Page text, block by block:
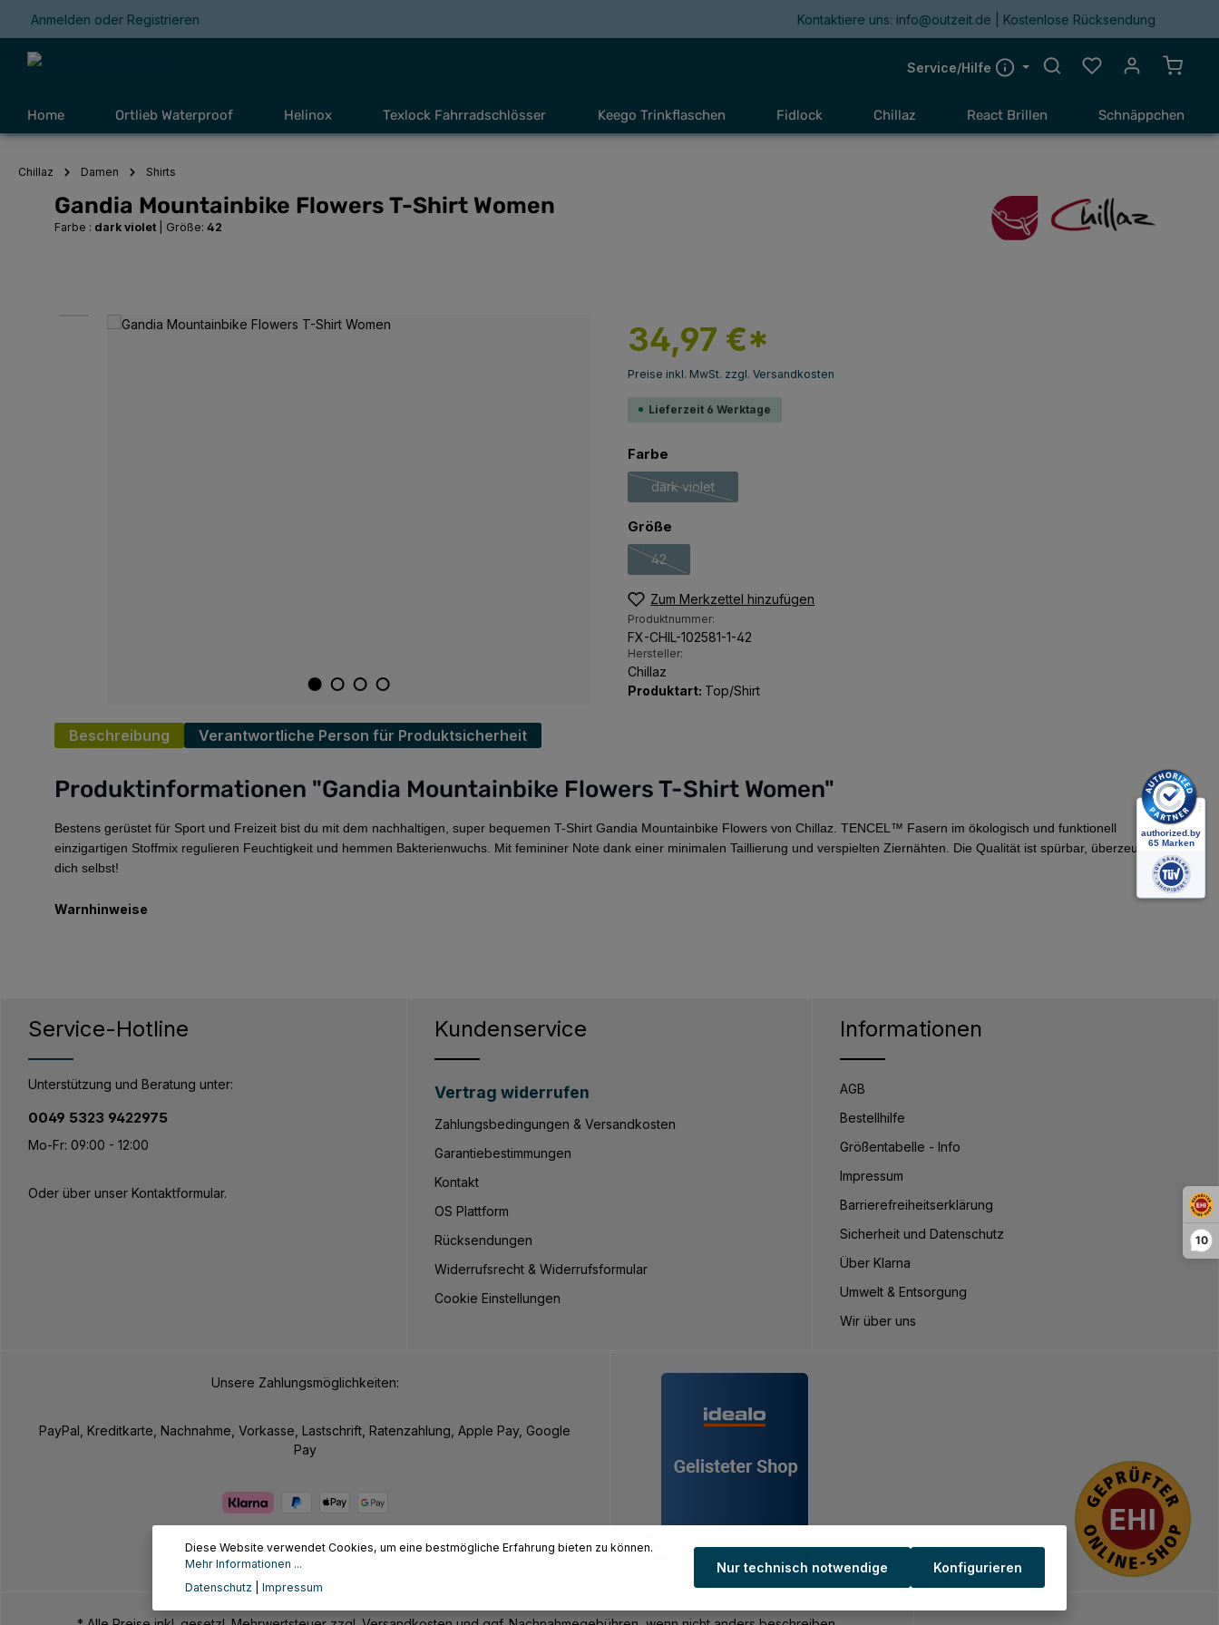
10
Hauptnavigation springen
Anmelden oder Registrieren Kontaktiere uns: info@outzeit.de | Kostenlose Rücksendung
Service/Hilfe
Du hast 0 Produkte
Home Ortlieb Waterproof Helinox Texlock Fahrradschlösser Keego Trinkflaschen Fidlock Chillaz React Brillen Schnäppchen
Chillaz Damen Shirts
Gandia Mountainbike Flowers T-Shirt Women
Farbe : dark violet Größe: 42
Bildergalerie überspringen 34,97 €*
Preise inkl. MwSt. zzgl. Versandkosten
Lieferzeit 6 Werktage
Farbe
dark violet
(Diese Option ist zurzeit nicht verfügbar.)
Größe
42
(Diese Option ist zurzeit nicht verfügbar.)
Zum Merkzettel hinzufügen
Produktnummer:
FX-CHIL-102581-1-42
Hersteller:
Chillaz
Produktart: Top/Shirt
Beschreibung Verantwortliche Person für Produktsicherheit
Produktinformationen "Gandia Mountainbike Flowers T-Shirt Women"
Bestens gerüstet für Sport und Freizeit bist du mit dem nachhaltigen, super bequemen T-Shirt Gandia Mountainbike Flowers von Chillaz. TENCEL™ Fasern im ökologisch und funktionell
einzigartigen Stoffmix regulieren Feuchtigkeit und hemmen Bakterienwuchs. Mit femininer Note dank einer minimalen Taillierung und verspielten Ziernähten. Die Qualität ist spürbar, überzeug
dich selbst!
Warnhinweise
Service-Hotline
Unterstützung und Beratung unter:
0049 5323 9422975
Mo-Fr: 09:00 - 12:00
Oder über unser Kontaktformular.
Kundenservice
Vertrag widerrufen
Zahlungsbedingungen & Versandkosten
Garantiebestimmungen
Kontakt
OS Plattform
Rücksendungen
Widerrufsrecht & Widerrufsformular
Cookie Einstellungen
Informationen
AGB
Bestellhilfe
Größentabelle - Info
Impressum
Barrierefreiheitserklärung
Sicherheit und Datenschutz
Über Klarna
Umwelt & Entsorgung
Wir über uns
Unsere Zahlungsmöglichkeiten:
PayPal, Kreditkarte, Nachnahme, Vorkasse, Lastschrift, Ratenzahlung, Apple Pay, Google
Pay
Diese Website verwendet Cookies, um eine bestmögliche Erfahrung bieten zu können.
Mehr Informationen ...
Datenschutz
Impressum
Nur technisch notwendige Konfigurieren